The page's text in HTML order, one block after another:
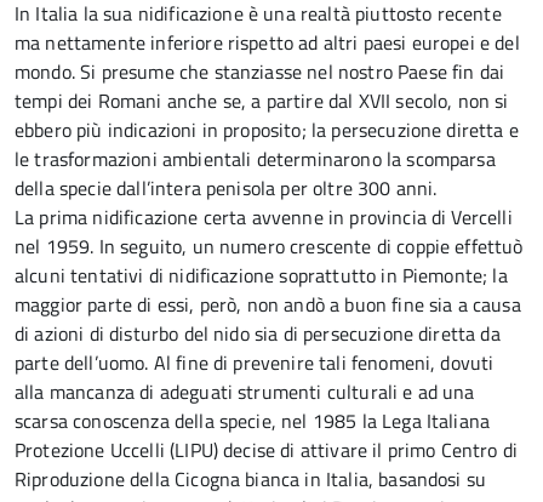
In Italia la sua nidificazione è una realtà piuttosto recente
ma nettamente inferiore rispetto ad altri paesi europei e del
mondo. Si presume che stanziasse nel nostro Paese fin dai
tempi dei Romani anche se, a partire dal XVII secolo, non si
ebbero più indicazioni in proposito; la persecuzione diretta e
le trasformazioni ambientali determinarono la scomparsa
della specie dall’intera penisola per oltre 300 anni.
La prima nidificazione certa avvenne in provincia di Vercelli
nel 1959. In seguito, un numero crescente di coppie effettuò
alcuni tentativi di nidificazione soprattutto in Piemonte; la
maggior parte di essi, però, non andò a buon fine sia a causa
di azioni di disturbo del nido sia di persecuzione diretta da
parte dell’uomo. Al fine di prevenire tali fenomeni, dovuti
alla mancanza di adeguati strumenti culturali e ad una
scarsa conoscenza della specie, nel 1985 la Lega Italiana
Protezione Uccelli (LIPU) decise di attivare il primo Centro di
Riproduzione della Cicogna bianca in Italia, basandosi su